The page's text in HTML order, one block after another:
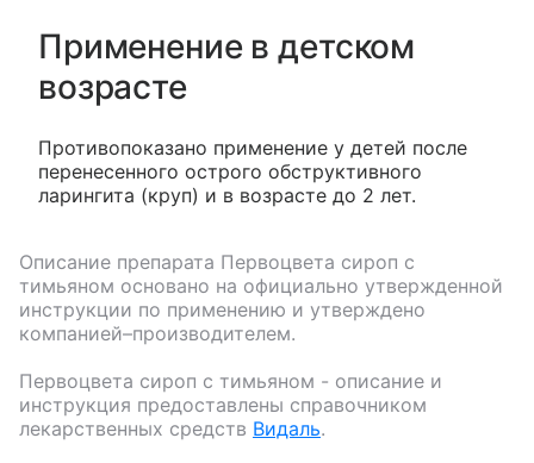
Применение в детском
возрасте
Противопоказано применение у детей после
перенесенного острого обструктивного
ларингита (круп) и в возрасте до 2 лет.
Описание препарата Первоцвета сироп с
тимьяном основано на официально утвержденной
инструкции по применению и утверждено
компанией–производителем.
Первоцвета сироп с тимьяном - описание и
инструкция предоставлены справочником
лекарственных средств Видаль.